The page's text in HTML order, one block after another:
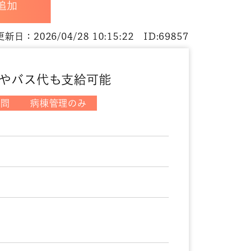
加
バス代も支給可能
新日：2026/04/28 10:15:22 ID:69857
病棟管理のみ